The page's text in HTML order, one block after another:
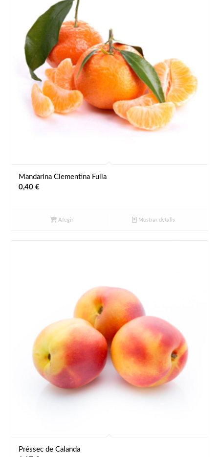
Mandarina Clementina Fulla
0,40€
Afegir Mostrar detalls
Préssec de Calanda